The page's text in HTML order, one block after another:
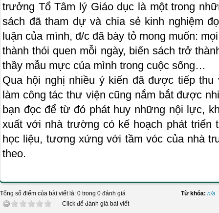
trưởng Tổ Tâm lý Giáo dục là một trong
sách đã tham dự và chia sẻ kinh nghiệm
luận của mình, đ/c đã bày tỏ mong muốn:
thành thói quen mỗi ngày, biến sách trở
thầy mẫu mực của mình trong cuộc sống…
Qua hội nghị nhiều ý kiến đã được tiếp
làm công tác thư viện cũng nắm bắt được
bạn đọc để từ đó phát huy những nội lực,
xuất với nhà trường có kế hoạch phát triển
học liệu, tương xứng với tầm vóc của nhà
theo.
Tổng số điểm của bài viết là: 0 trong 0 đánh giá
Click để đánh giá bài viết
Từ khóa: n/a